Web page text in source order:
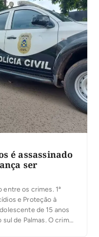
é assassinado
ser
entre os crimes. 1ª
e Proteção à
de 15 anos
sul de Palmas. O crime